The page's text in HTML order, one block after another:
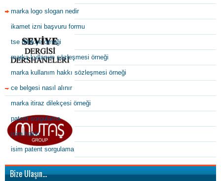
marka logo slogan nedir
ikamet izni başvuru formu
tse dilekçe örneği
marka kullanım sözleşmesi örneği
marka kullanım hakkı sözleşmesi örneği
ce belgesi nasıl alınır
marka itiraz dilekçesi örneği
patent sorgulama
isim hakkı
isim patent sorgulama
Bize Ulaşın…